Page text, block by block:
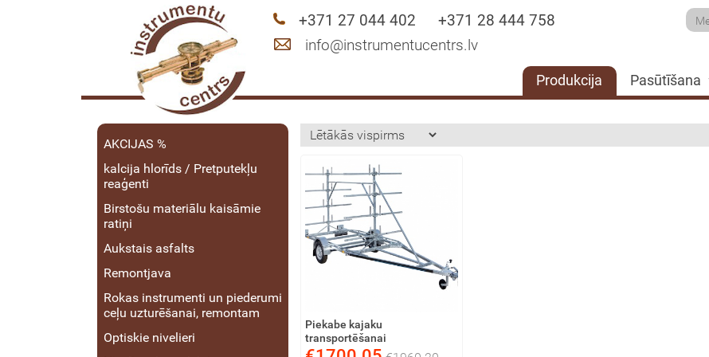
+371 27 044 402
+371 28 444 758
info@instrumentucentrs.lv
Produkcija Pasūtīšana
AKCIJAS %
kalcija hlorīds / Pretputekļu
reaģenti
Birstošu materiālu kaisāmie
ratiņi
Aukstais asfalts
Remontjava
Rokas instrumenti un piederumi
ceļu uzturēšanai, remontam
Optiskie nivelieri
Piekabe kajaku
transportēšanai